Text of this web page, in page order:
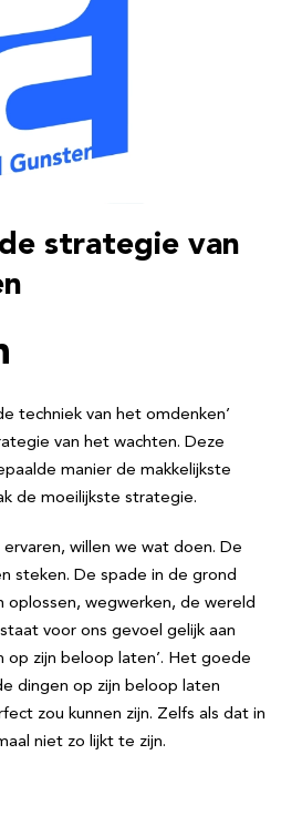
strategie van
techniek van het omdenken’
van het wachten. Deze
manier de makkelijkste
de moeilijkste strategie.
willen we wat doen. De
steken. De spade in de grond
oplossen, wegwerken, de wereld
voor ons gevoel gelijk aan
op zijn beloop laten’. Het goede
dingen op zijn beloop laten
zou kunnen zijn. Zelfs als dat in
niet zo lijkt te zijn.